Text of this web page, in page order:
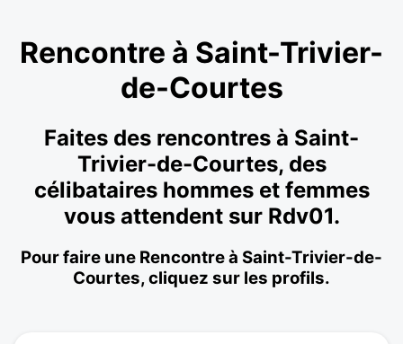
Rencontre à Saint-Trivier-
de-Courtes
Faites des rencontres à Saint-
Trivier-de-Courtes, des
célibataires hommes et femmes
vous attendent sur Rdv01.
Pour faire une Rencontre à Saint-Trivier-de-
Courtes, cliquez sur les profils.